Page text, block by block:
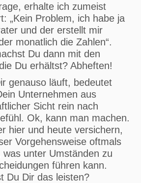
erhalte ich zumeist
„Kein Problem, ich habe ja
und der erstellt mir
monatlich die Zahlen“.
Du dann mit den
Du erhältst? Abheften!
genauso läuft, bedeutet
Unternehmen aus
Sicht rein nach
Ok, kann man machen.
hier und heute versichern,
Vorgehensweise oftmals
was unter Umständen zu
führen kann.
Du Dir das leisten?